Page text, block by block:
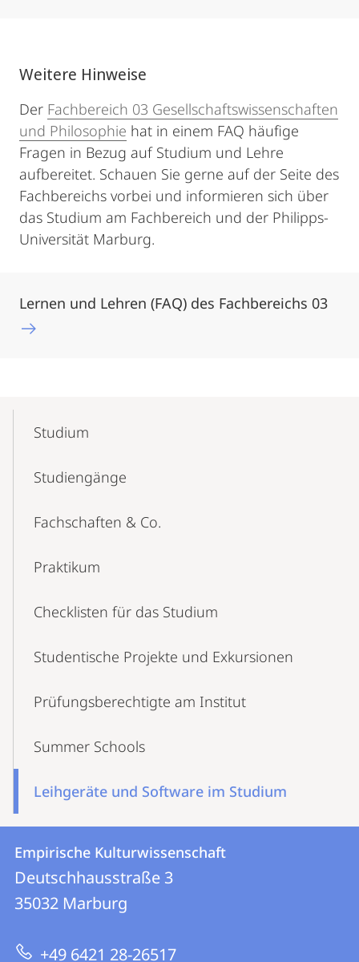
Weitere Hinweise
Der Fachbereich 03 Gesellschaftswissenschaften
und Philosophie hat in einem FAQ häufige
Fragen in Bezug auf Studium und Lehre
aufbereitet. Schauen Sie gerne auf der Seite des
Fachbereichs vorbei und informieren sich über
das Studium am Fachbereich und der Philipps-
Universität Marburg.
Lernen und Lehren (FAQ) des Fachbereichs 03
NavigationStudium
Studiengänge
Fachschaften & Co.
Praktikum
Checklisten für das Studium
Studentische Projekte und Exkursionen
Prüfungs­berechtigte am Institut
Summer Schools
Leihgeräte und Software im Studium
Kontakt
und
Informationen
zur
Kontaktinformationen
Empirische
Kulturwissenschaft
Empirische Kulturwissenschaft
Deutschhausstraße 3
35032 Marburg
+49 6421 28-26517